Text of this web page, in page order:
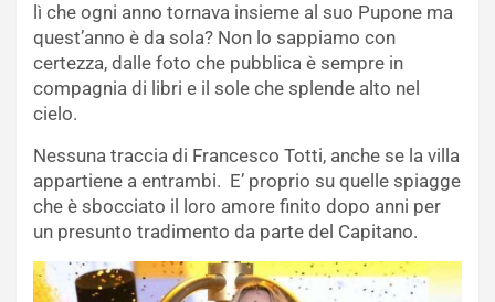
lì che ogni anno tornava insieme al suo Pupone ma
quest’anno è da sola? Non lo sappiamo con
certezza, dalle foto che pubblica è sempre in
compagnia di libri e il sole che splende alto nel
cielo.
Nessuna traccia di Francesco Totti, anche se la villa
appartiene a entrambi. E’ proprio su quelle spiagge
che è sbocciato il loro amore finito dopo anni per
un presunto tradimento da parte del Capitano.